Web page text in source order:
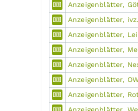
Anzeigenblätter,
Anzeigenblätter,
Anzeigenblätter,
Anzeigenblätter,
Anzeigenblätter,
Anzeigenblätter,
Anzeigenblätter,